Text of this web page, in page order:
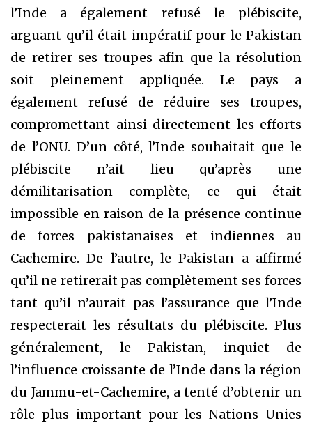
l’Inde a également refusé le plébiscite,
arguant qu’il était impératif pour le Pakistan
de retirer ses troupes afin que la résolution
soit pleinement appliquée. Le pays a
également refusé de réduire ses troupes,
compromettant ainsi directement les efforts
de l’ONU. D’un côté, l’Inde souhaitait que le
plébiscite n’ait lieu qu’après une
démilitarisation complète, ce qui était
impossible en raison de la présence continue
de forces pakistanaises et indiennes au
Cachemire. De l’autre, le Pakistan a affirmé
qu’il ne retirerait pas complètement ses forces
tant qu’il n’aurait pas l’assurance que l’Inde
respecterait les résultats du plébiscite. Plus
généralement, le Pakistan, inquiet de
l’influence croissante de l’Inde dans la région
du Jammu-et-Cachemire, a tenté d’obtenir un
rôle plus important pour les Nations Unies